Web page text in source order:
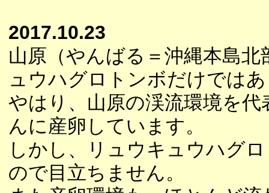
2017.10.23
山原（やんばる＝沖縄本島
ュウハグロトンボだけでは
やはり、山原の渓流環境を
んに産卵しています。
しかし、リュウキュウハグ
ので目立ちません。